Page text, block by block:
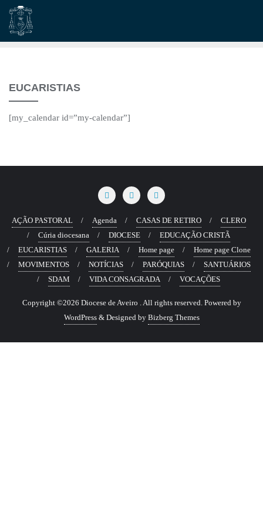
Skip
content
EUCARISTIAS
[my_calendar id=”my-calendar”]
AÇÃO PASTORAL Agenda CASAS DE RETIRO
CLERO
Cúria diocesana
DIOCESE
EDUCAÇÃO CRISTÃ
EUCARISTIAS
GALERIA Home page
Home page Clone
MOVIMENTOS
NOTÍCIAS PARÓQUIAS
SANTUÁRIOS
SDAM
VIDA CONSAGRADA VOCAÇÕES
Copyright ©2026 Diocese de Aveiro . All rights reserved. Powered by
WordPress & Designed by Bizberg Themes